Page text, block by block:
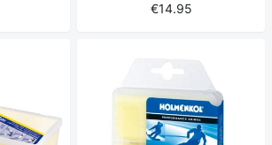
€14.95